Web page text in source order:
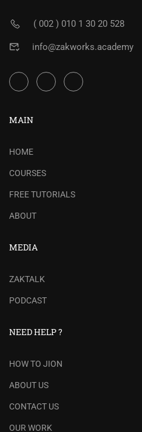
( 002 ) 010 1 30 20 528
info@zakworks.academy
MAIN
HOME
COURSES
FREE TUTORIALS
ABOUT
MEDIA
ZAKTALK
PODCAST
NEED HELP ?
HOW TO JION
ABOUT US
CONTACT US
OUR WORK